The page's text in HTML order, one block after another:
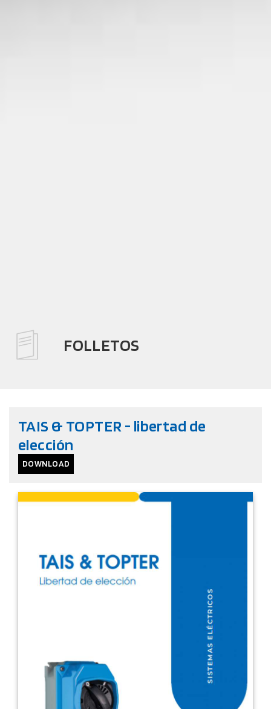
FOLLETOS
TAIS & TOPTER - libertad de
elección
DOWNLOAD